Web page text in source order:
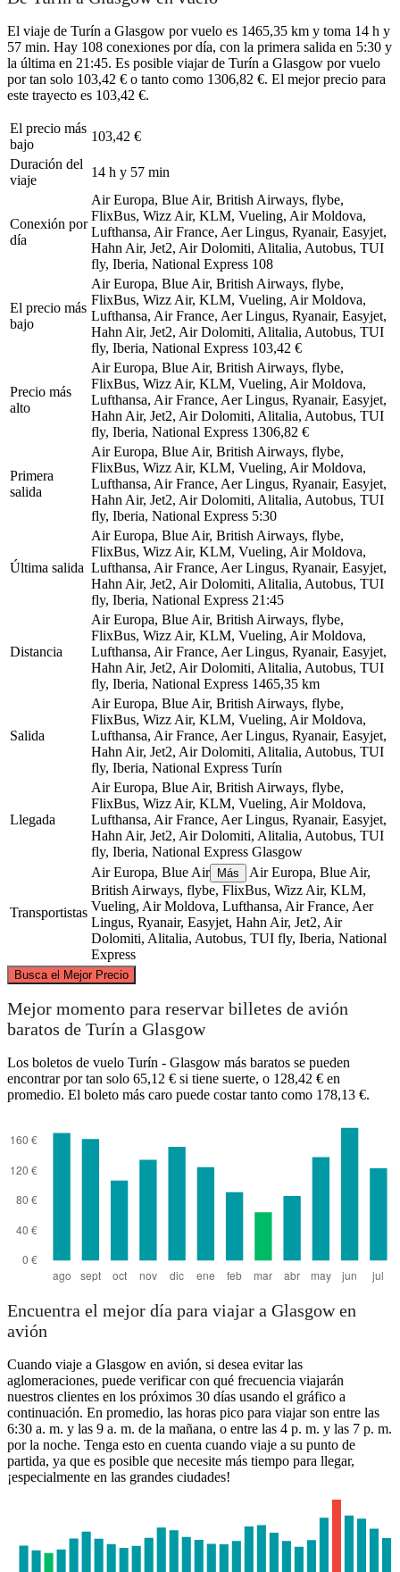
El viaje de Turín a Glasgow por vuelo es 1465,35 km y toma 14 h y
57 min. Hay 108 conexiones por día, con la primera salida en 5:30 y
la última en 21:45. Es posible viajar de Turín a Glasgow por vuelo
por tan solo 103,42 € o tanto como 1306,82 €. El mejor precio para
este trayecto es 103,42 €.
El precio más
bajo
103,42 €
Duración del
viaje
14 h y 57 min
Conexión por
día
Air Europa, Blue Air, British Airways, flybe,
FlixBus, Wizz Air, KLM, Vueling, Air Moldova,
Lufthansa, Air France, Aer Lingus, Ryanair, Easyjet,
Hahn Air, Jet2, Air Dolomiti, Alitalia, Autobus, TUI
fly, Iberia, National Express 108
El precio más
bajo
Air Europa, Blue Air, British Airways, flybe,
FlixBus, Wizz Air, KLM, Vueling, Air Moldova,
Lufthansa, Air France, Aer Lingus, Ryanair, Easyjet,
Hahn Air, Jet2, Air Dolomiti, Alitalia, Autobus, TUI
fly, Iberia, National Express 103,42 €
Precio más
alto
Air Europa, Blue Air, British Airways, flybe,
FlixBus, Wizz Air, KLM, Vueling, Air Moldova,
Lufthansa, Air France, Aer Lingus, Ryanair, Easyjet,
Hahn Air, Jet2, Air Dolomiti, Alitalia, Autobus, TUI
fly, Iberia, National Express 1306,82 €
Primera
salida
Air Europa, Blue Air, British Airways, flybe,
FlixBus, Wizz Air, KLM, Vueling, Air Moldova,
Lufthansa, Air France, Aer Lingus, Ryanair, Easyjet,
Hahn Air, Jet2, Air Dolomiti, Alitalia, Autobus, TUI
fly, Iberia, National Express 5:30
Última salida
Air Europa, Blue Air, British Airways, flybe,
FlixBus, Wizz Air, KLM, Vueling, Air Moldova,
Lufthansa, Air France, Aer Lingus, Ryanair, Easyjet,
Hahn Air, Jet2, Air Dolomiti, Alitalia, Autobus, TUI
fly, Iberia, National Express 21:45
Distancia
Air Europa, Blue Air, British Airways, flybe,
FlixBus, Wizz Air, KLM, Vueling, Air Moldova,
Lufthansa, Air France, Aer Lingus, Ryanair, Easyjet,
Hahn Air, Jet2, Air Dolomiti, Alitalia, Autobus, TUI
fly, Iberia, National Express 1465,35 km
Salida
Air Europa, Blue Air, British Airways, flybe,
FlixBus, Wizz Air, KLM, Vueling, Air Moldova,
Lufthansa, Air France, Aer Lingus, Ryanair, Easyjet,
Hahn Air, Jet2, Air Dolomiti, Alitalia, Autobus, TUI
fly, Iberia, National Express Turín
Llegada
Air Europa, Blue Air, British Airways, flybe,
FlixBus, Wizz Air, KLM, Vueling, Air Moldova,
Lufthansa, Air France, Aer Lingus, Ryanair, Easyjet,
Hahn Air, Jet2, Air Dolomiti, Alitalia, Autobus, TUI
fly, Iberia, National Express Glasgow
Transportistas
Air Europa, Blue Air Más
Air Europa, Blue Air,
British Airways, flybe, FlixBus, Wizz Air, KLM,
Vueling, Air Moldova, Lufthansa, Air France, Aer
Lingus, Ryanair, Easyjet, Hahn Air, Jet2, Air
Dolomiti, Alitalia, Autobus, TUI fly, Iberia, National
Express
Busca el Mejor Precio
Mejor momento para reservar billetes de avión
baratos de Turín a Glasgow
Los boletos de vuelo Turín - Glasgow más baratos se pueden
encontrar por tan solo 65,12 € si tiene suerte, o 128,42 € en
promedio. El boleto más caro puede costar tanto como 178,13 €.
Encuentra el mejor día para viajar a Glasgow en
avión
Cuando viaje a Glasgow en avión, si desea evitar las
aglomeraciones, puede verificar con qué frecuencia viajarán
nuestros clientes en los próximos 30 días usando el gráfico a
continuación. En promedio, las horas pico para viajar son entre las
6:30 a. m. y las 9 a. m. de la mañana, o entre las 4 p. m. y las 7 p. m.
por la noche. Tenga esto en cuenta cuando viaje a su punto de
partida, ya que es posible que necesite más tiempo para llegar,
¡especialmente en las grandes ciudades!